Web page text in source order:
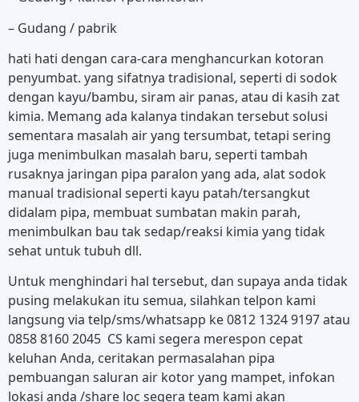
– Gudang / pabrik
hati hati dengan cara-cara menghancurkan kotoran
penyumbat. yang sifatnya tradisional, seperti di sodok
dengan kayu/bambu, siram air panas, atau di kasih zat
kimia. Memang ada kalanya tindakan tersebut solusi
sementara masalah air yang tersumbat, tetapi sering
juga menimbulkan masalah baru, seperti tambah
rusaknya jaringan pipa paralon yang ada, alat sodok
manual tradisional seperti kayu patah/tersangkut
didalam pipa, membuat sumbatan makin parah,
menimbulkan bau tak sedap/reaksi kimia yang tidak
sehat untuk tubuh dll.
Untuk menghindari hal tersebut, dan supaya anda tidak
pusing melakukan itu semua, silahkan telpon kami
langsung via telp/sms/whatsapp ke 0812 1324 9197 atau
0858 8160 2045 CS kami segera merespon cepat
keluhan Anda, ceritakan permasalahan pipa
pembuangan saluran air kotor yang mampet, infokan
lokasi anda /share loc segera team kami akan